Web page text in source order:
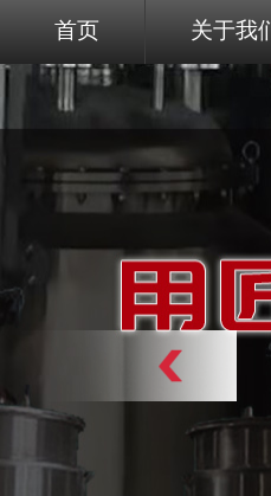
首页 关于我